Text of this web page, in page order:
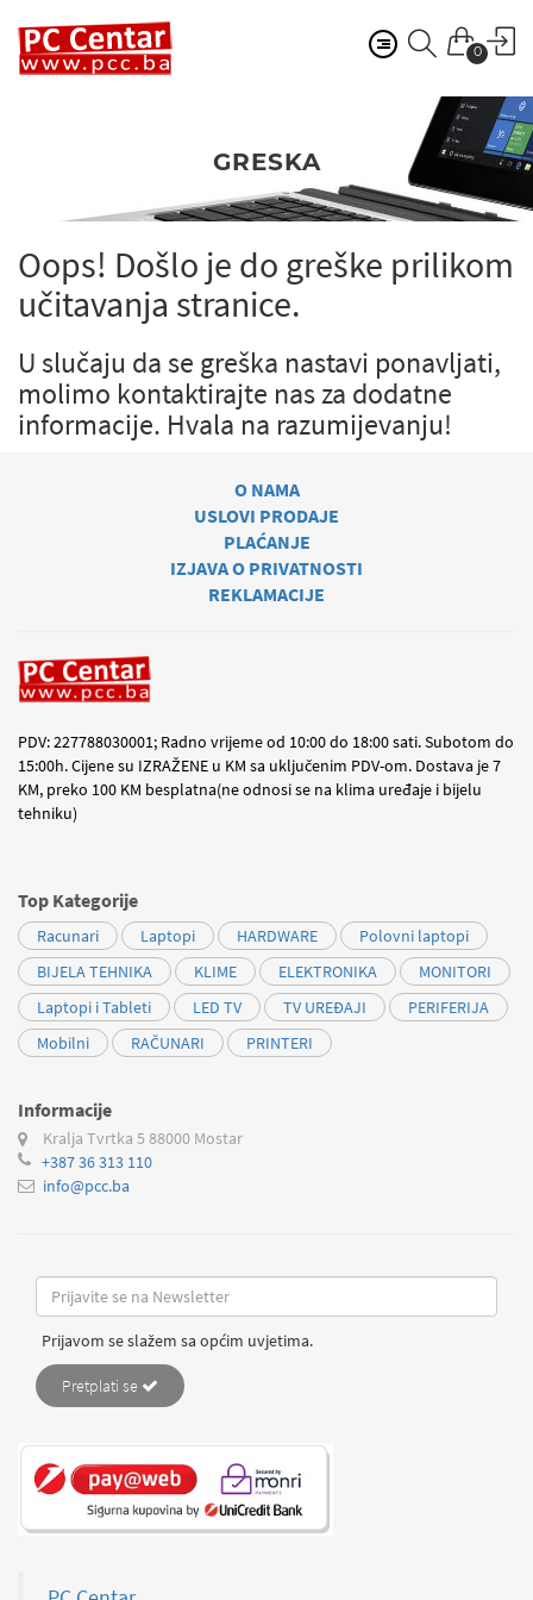
0
GRESKA
Oops! Došlo je do greške prilikom
učitavanja stranice.
U slučaju da se greška nastavi ponavljati,
molimo kontaktirajte nas za dodatne
informacije. Hvala na razumijevanju!
O NAMA
USLOVI PRODAJE
PLAĆANJE
IZJAVA O PRIVATNOSTI
REKLAMACIJE
PDV: 227788030001; Radno vrijeme od 10:00 do 18:00 sati. Subotom do
15:00h. Cijene su IZRAŽENE u KM sa uključenim PDV-om. Dostava je 7
KM, preko 100 KM besplatna(ne odnosi se na klima uređaje i bijelu
tehniku)
Top Kategorije
Racunari Laptopi HARDWARE
Polovni laptopi
BIJELA TEHNIKA
KLIME ELEKTRONIKA
MONITORI
Laptopi i Tableti
LED TV TV UREĐAJI
PERIFERIJA
Mobilni
RAČUNARI PRINTERI
Informacije
Kralja Tvrtka 5 88000 Mostar
+387 36 313 110
info@pcc.ba
Prijavom se slažem sa općim uvjetima.
Pretplati se